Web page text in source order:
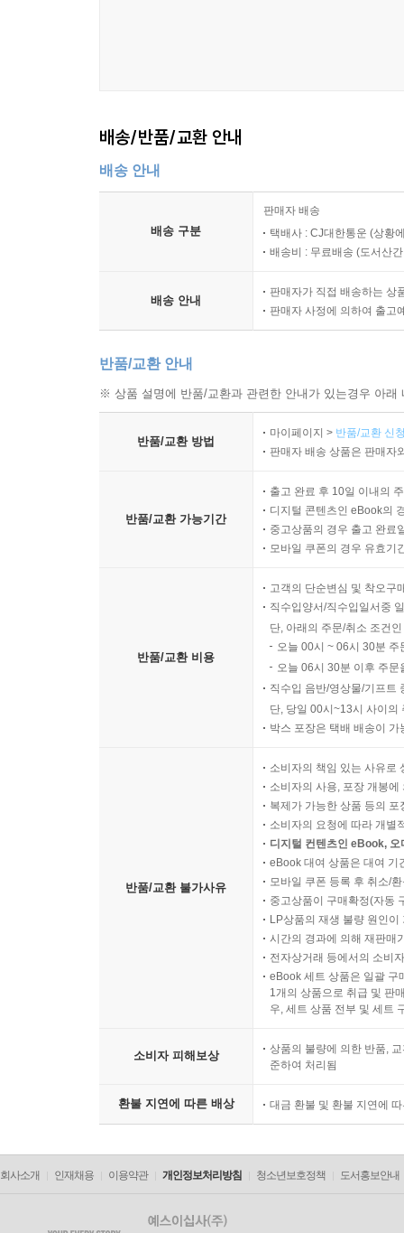
배송/반품/교환 안내
배송 안내
배송 구분
판매자 배송
택배사 : CJ대한통운 (상황
배송비 : 무료배송 (도서산
배송 안내
판매자가 직접 배송하는 상
판매자 사정에 의하여 출고
반품/교환 안내
※ 상품 설명에 반품/교환과 관련한 안내가 있는경우 아
반품/교환 방법
마이페이지 > 반품/교환 신
판매자 배송 상품은 판매자
반품/교환 가능기간
출고 완료 후 10일 이내의
디지털 콘텐츠인 eBook의
중고상품의 경우 출고 완료
모바일 쿠폰의 경우 유효기
반품/교환 비용
고객의 단순변심 및 착오구
직수입양서/직수입일서중
단, 아래의 주문/취소 조건
오늘 00시 ~ 06시 30분
오늘 06시 30분 이후 주
직수입 음반/영상물/기프트
단, 당일 00시~13시 사이의
박스 포장은 택배 배송이
반품/교환 불가사유
소비자의 책임 있는 사유로
소비자의 사용, 포장 개봉
복제가 가능한 상품 등의
소비자의 요청에 따라 개별
디지털 컨텐츠인 eBook,
eBook 대여 상품은 대여 기
모바일 쿠폰 등록 후 취소/
중고상품이 구매확정(자동
LP상품의 재생 불량 원인
시간의 경과에 의해 재판매
전자상거래 등에서의 소비
eBook 세트 상품은 일괄 구
1개의 상품으로 취급 및 판
우, 세트 상품 전부 및 세트
소비자 피해보상
상품의 불량에 의한 반품,
준하여 처리됨
환불 지연에 따른 배상 대금 환불 및 환불 지연에
회사소개 인재채용 이용약관 개인정보처리방침 청소년보호정책 도서홍보안내